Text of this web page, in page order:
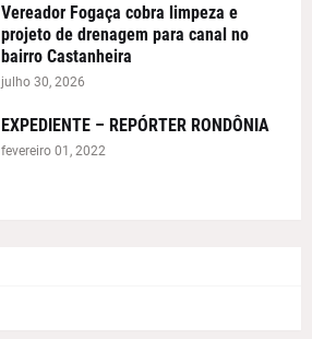
Vereador Fogaça cobra limpeza e
projeto de drenagem para canal no
bairro Castanheira
julho 30, 2026
EXPEDIENTE – REPÓRTER RONDÔNIA
fevereiro 01, 2022